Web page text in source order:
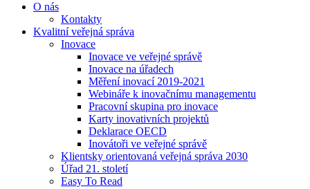
O nás
Kontakty
Kvalitní veřejná správa
Inovace
Inovace ve veřejné správě
Inovace na úřadech
Měření inovací 2019-2021
Webináře k inovačnímu managementu
Pracovní skupina pro inovace
Karty inovativních projektů
Deklarace OECD
Inovátoři ve veřejné správě
Klientsky orientovaná veřejná správa 2030
Úřad 21. století
Easy To Read